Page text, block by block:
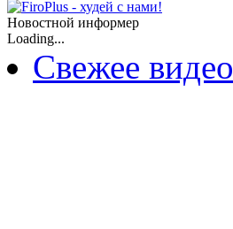
Новостной информер
Loading...
Свежее видео